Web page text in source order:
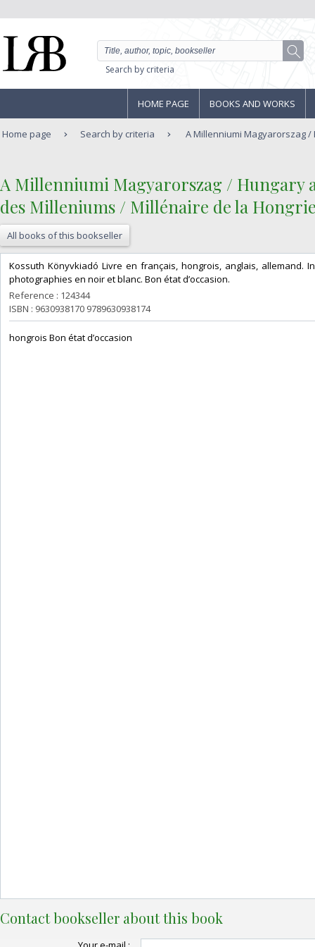
Search by criteria
HOME PAGE BOOKS AND WORKS
Home page Search by criteria A Millenniumi Magyarorszag /
‎A Millenniumi Magyarorszag /
des Milleniums / Millénaire de la
All books of this bookseller
‎Kossuth Könyvkiadó Livre en français, hongrois, anglais, allemand.
photographies en noir et blanc. Bon état d’occasion.‎
Reference : 124344
ISBN : 9630938170 9789630938174
‎hongrois Bon état d’occasion ‎
Contact bookseller about this book